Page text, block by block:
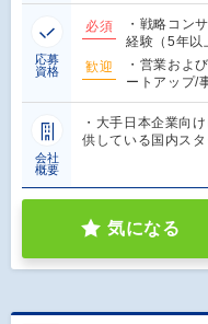
応募
資格
必須
・戦略コン
経験（5年
歓迎
・営業およ
ートアップ/
会社
概要
・大手日本企業向
供している国内ス
気になる